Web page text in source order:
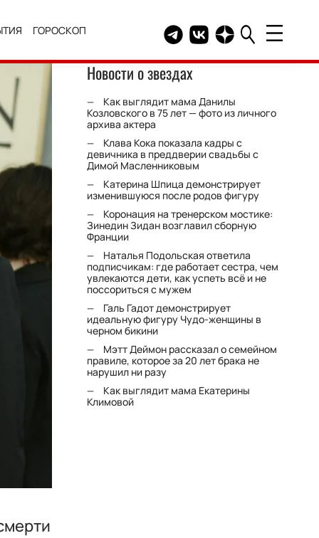
ГОРОСКОП Telegram канал HELLO
Группа HELLO
Канал HELLO в
Новости о звездах
Как выглядит мама Данилы
Козловского в 75 лет — фото из личного
архива актера
Клава Кока показала кадры с
девичника в преддверии свадьбы с
Димой Масленниковым
Катерина Шпица демонстрирует
изменившуюся после родов фигуру
Коронация на тренерском мостике:
Зинедин Зидан возглавил сборную
Франции
Наталья Подольская ответила
подписчикам: где работает сестра, чем
увлекаются дети, как успеть всё и не
поссориться с мужем
Галь Гадот демонстрирует
идеальную фигуру Чудо-женщины в
черном бикини
Мэтт Деймон рассказал о семейном
правиле, которое за 20 лет брака не
нарушил ни разу
Как выглядит мама Екатерины
Климовой